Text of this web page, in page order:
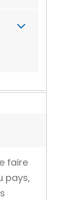
faire
pays,